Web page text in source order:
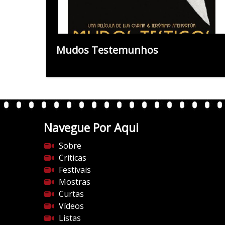
Mudos Testemunhos
Navegue Por Aqui
Sobre
Críticas
Festivais
Mostras
Curtas
Vídeos
Listas